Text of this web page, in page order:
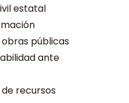
estatal
públicas
ante
recursos